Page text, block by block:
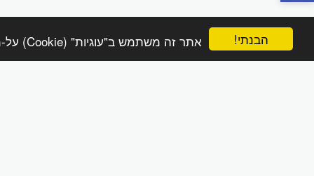
הבנתי! אתר זה משתמש ב"עוגיות" (Cookie) על-מנת להבטיח שתהנה מהחוויה הטובה ביותר באתר שלך.